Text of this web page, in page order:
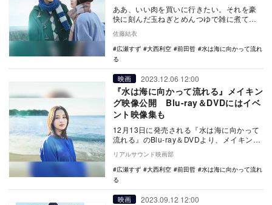
ああ、いい肉を買いに行きたい。それを豪
快に刻んだ玉ねぎとめんつゆで雑に煮て、
ごはんの上にのせた「ポトラッチ丼」なる
牛丼が食べたい…
佐藤結衣
広瀬すず
大西利空 前田哲
水は海に向かって流れ
る
映画 2023.12.06 12:00
『水は海に向かって流れる』メイキン
グ映像公開 Blu-ray＆DVDにはイベ
ント映像集も
12月13日に発売される『水は海に向かって
流れる』のBlu-ray＆DVDより、メイキング
映像の一部が公開された。 「第24…
リアルサウンド映画部
広瀬すず
大西利空 前田哲
水は海に向かって流れ
る
映画 2023.09.12 12:00